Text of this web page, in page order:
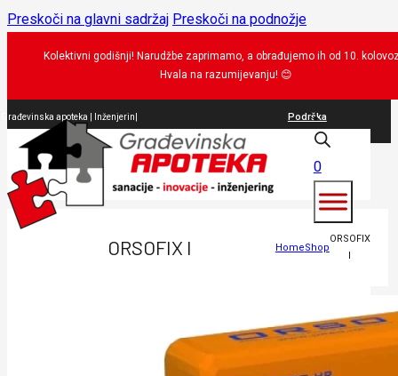
Preskoči na glavni sadržaj Preskoči na podnožje
Kolektivni godišnji! Narudžbe zaprimamo, a obrađujemo ih od 10.
Hvala na razumijevanju! 😊
Građevinska apoteka | brt| Podrška
0
ORSOFIX I HomeShop
ORSOFIX